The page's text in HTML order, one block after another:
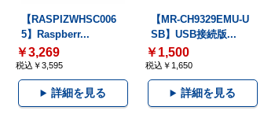
【RASPIZWHSC006
5】Raspberr...
￥3,269
税込￥3,595
詳細を見る
【MR-CH9329EMU-U
SB】USB接続版...
￥1,500
税込￥1,650
詳細を見る